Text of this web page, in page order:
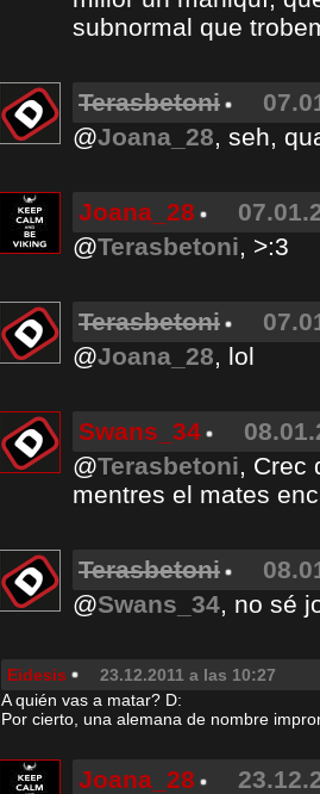
subnormal que
Terasbetoni
@Joana_28, seh,
Joana_28
@Terasbetoni, >:3
Terasbetoni
@Joana_28, lol
Swans_34
@Terasbetoni, Crec
mentres el mates
Terasbetoni
@Swans_34, no sé
Eidesis
23.12.2011 a las 10:27
A quién vas a matar? D:
Por cierto, una alemana de nombre
Joana_28